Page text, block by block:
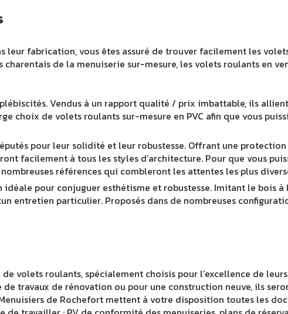
fabrication, vous êtes assuré de trouver facilement les
de la menuiserie sur-mesure, les volets roulants en
Vendus à un rapport qualité / prix imbattable, ils
choix de volets roulants sur-mesure en PVC afin que vous
pour leur solidité et leur robustesse. Offrant une
facilement à tous les styles d’architecture. Pour que vous
références qui combleront les attentes les plus
pour conjuguer esthétisme et robustesse. Imitant le bois
entretien particulier. Proposés dans de nombreuses
volets roulants, spécialement choisis pour l’excellence de
travaux de rénovation ou pour une construction neuve, ils
de Rochefort mettent à votre disposition toutes les